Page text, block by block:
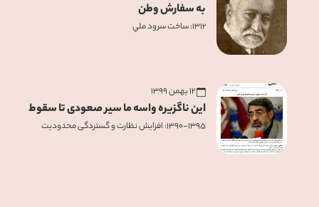
به سفارش وطن
۱۳۱۲: ساخت سرود ملي
۱۲ بهمن ۱۳۹۹
این ناگزیره واسه ما سیر صعودی تا سقوط
۱۳۹۰-۱۳۹۵: افزایش نظارت و گستردگی محدودیت‌